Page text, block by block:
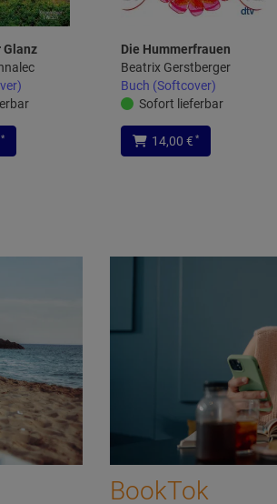
Glanz
*
Die Hummerfrauen
Beatrix Gerstberger
Buch (Softcover)
Sofort lieferbar
14,00 € *
BookTok